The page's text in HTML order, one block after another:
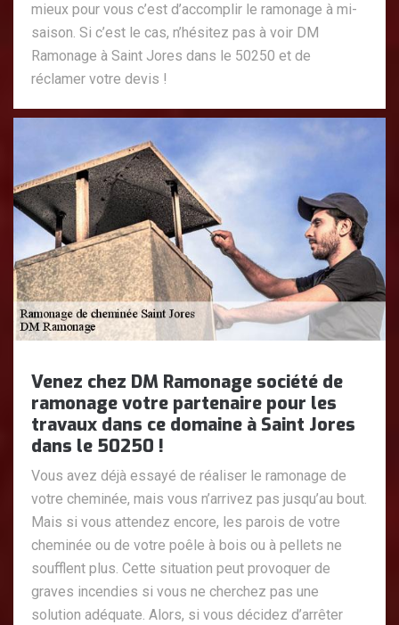
mieux pour vous c’est d’accomplir le ramonage à mi-
saison. Si c’est le cas, n’hésitez pas à voir DM
Ramonage à Saint Jores dans le 50250 et de
réclamer votre devis !
Venez chez DM Ramonage société de
ramonage votre partenaire pour les
travaux dans ce domaine à Saint Jores
dans le 50250 !
Vous avez déjà essayé de réaliser le ramonage de
votre cheminée, mais vous n’arrivez pas jusqu’au bout.
Mais si vous attendez encore, les parois de votre
cheminée ou de votre poêle à bois ou à pellets ne
soufflent plus. Cette situation peut provoquer de
graves incendies si vous ne cherchez pas une
solution adéquate. Alors, si vous décidez d’arrêter